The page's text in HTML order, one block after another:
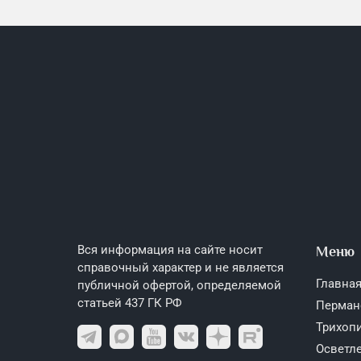
Вся информация на сайте носит
справочный характер и не является
публичной офертой, определяемой
статьей 437 ГК РФ
Меню